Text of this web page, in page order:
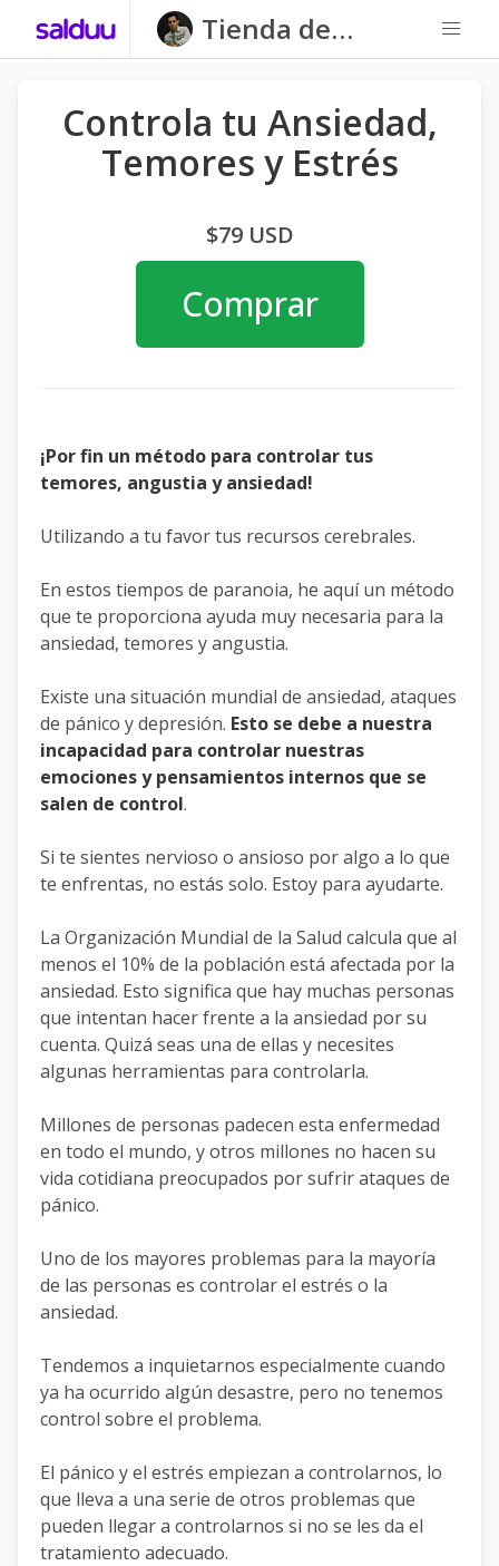
Tienda de
Cañongo
Controla tu Ansiedad,
Temores y Estrés
$79 USD
Comprar
¡Por fin un método para controlar tus
temores, angustia y ansiedad!
Utilizando a tu favor tus recursos cerebrales.
En estos tiempos de paranoia, he aquí un método
que te proporciona ayuda muy necesaria para la
ansiedad, temores y angustia.
Existe una situación mundial de ansiedad, ataques
de pánico y depresión. Esto se debe a nuestra
incapacidad para controlar nuestras
emociones y pensamientos internos que se
salen de control.
Si te sientes nervioso o ansioso por algo a lo que
te enfrentas, no estás solo. Estoy para ayudarte.
La Organización Mundial de la Salud calcula que al
menos el 10% de la población está afectada por la
ansiedad. Esto significa que hay muchas personas
que intentan hacer frente a la ansiedad por su
cuenta. Quizá seas una de ellas y necesites
algunas herramientas para controlarla.
Millones de personas padecen esta enfermedad
en todo el mundo, y otros millones no hacen su
vida cotidiana preocupados por sufrir ataques de
pánico.
Uno de los mayores problemas para la mayoría
de las personas es controlar el estrés o la
ansiedad.
Tendemos a inquietarnos especialmente cuando
ya ha ocurrido algún desastre, pero no tenemos
control sobre el problema.
El pánico y el estrés empiezan a controlarnos, lo
que lleva a una serie de otros problemas que
pueden llegar a controlarnos si no se les da el
tratamiento adecuado.